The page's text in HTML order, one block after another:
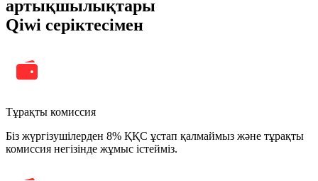
артықшылықтары
Qiwi серіктесімен
Тұрақты комиссия
Біз жүргізушілерден 8% ҚҚС ұстап қалмаймыз және тұрақты
комиссия негізінде жұмыс істейміз.